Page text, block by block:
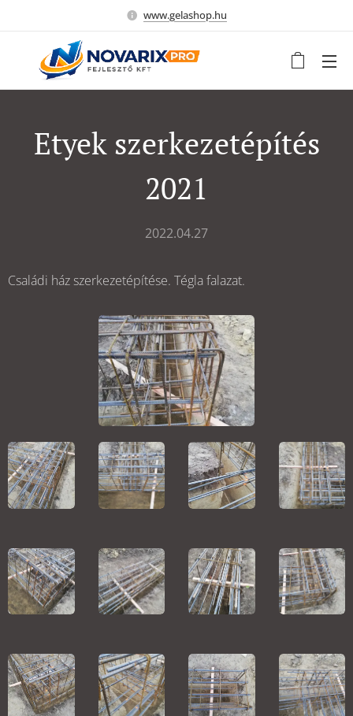
www.gelashop.hu
Etyek szerkezetépítés
2021
2022.04.27
Családi ház szerkezetépítése. Tégla falazat.